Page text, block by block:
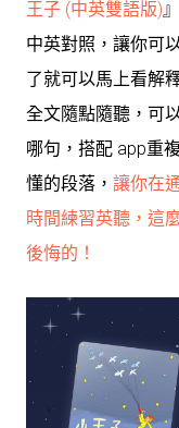
王子 (中英雙語版)
中英對照，讓你可
了就可以馬上看解
全文隨點隨聽，可
哪句，搭配 app重
懂的段落， 讓你在
時間練習英聽，這
後悔的！